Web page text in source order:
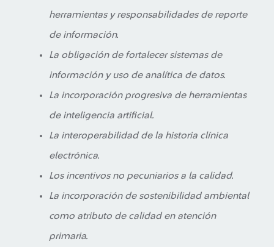
herramientas y responsabilidades de reporte
de información.
La obligación de fortalecer sistemas de
información y uso de analítica de datos.
La incorporación progresiva de herramientas
de inteligencia artificial.
La interoperabilidad de la historia clínica
electrónica.
Los incentivos no pecuniarios a la calidad.
La incorporación de sostenibilidad ambiental
como atributo de calidad en atención
primaria.